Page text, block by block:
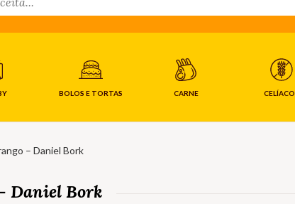
BOLOS E TORTAS CARNE
– Daniel Bork
Daniel Bork